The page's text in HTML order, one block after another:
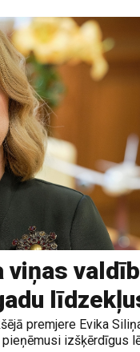
viņas
premjere Evika
izšķērdīgus